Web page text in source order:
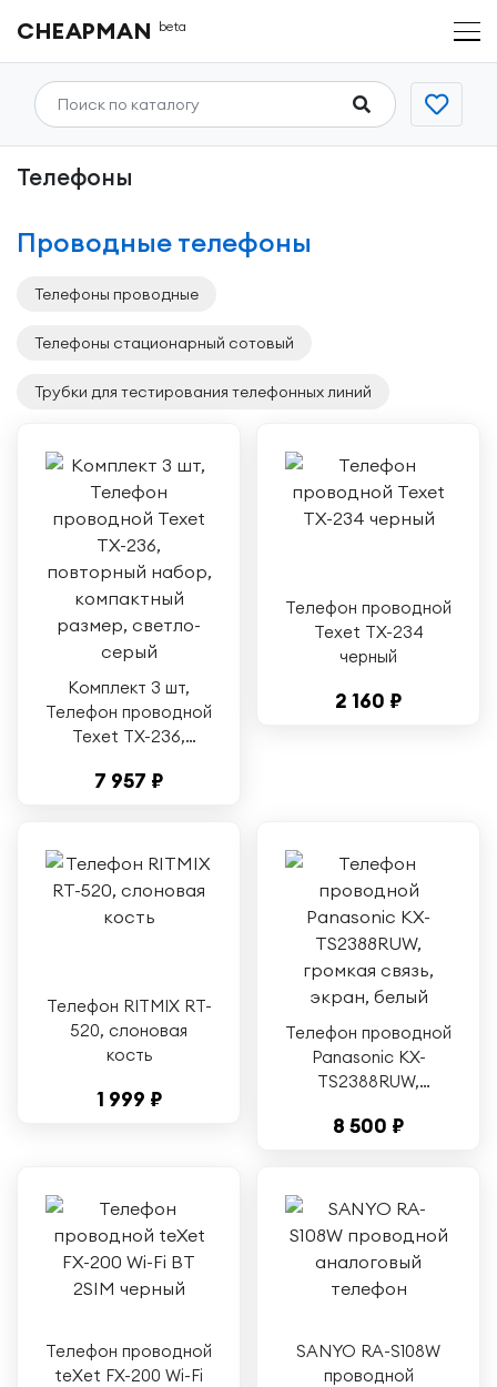
CHEAPMAN beta
Телефоны
Проводные телефоны
Телефоны проводные
Телефоны стационарный сотовый
Трубки для тестирования телефонных линий
Комплект 3 шт,
Телефон проводной
Texet ТХ-236,
компактный размер,
7 957 ₽
Телефон проводной
Texet TX-234
черный
2 160 ₽
Телефон RITMIX RT-
520, слоновая
кость
1 999 ₽
Телефон проводной
Panasonic KX-
TS2388RUW,
экран, белый
8 500 ₽
Телефон проводной
teXet FX-200 Wi-Fi
SANYO RA-S108W
проводной